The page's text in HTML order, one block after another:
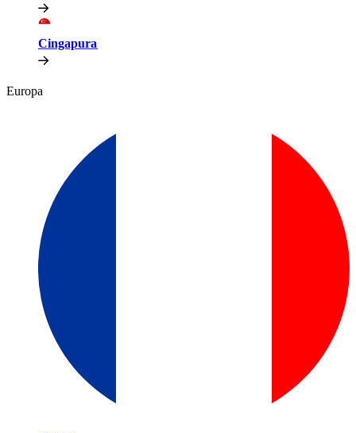
Cingapura​​
Europa​​